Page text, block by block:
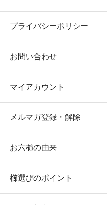
プライバシーポリシー
お問い合わせ
マイアカウント
メルマガ登録・解除
お六櫛の由来
櫛選びのポイント